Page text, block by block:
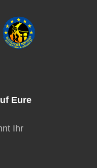
Eure
Ihr